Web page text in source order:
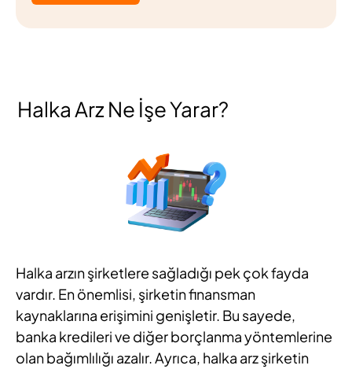
Halka Arz Ne İşe Yarar?
Halka arzın şirketlere sağladığı pek çok fayda
vardır. En önemlisi, şirketin finansman
kaynaklarına erişimini genişletir. Bu sayede,
banka kredileri ve diğer borçlanma yöntemlerine
olan bağımlılığı azalır. Ayrıca, halka arz şirketin